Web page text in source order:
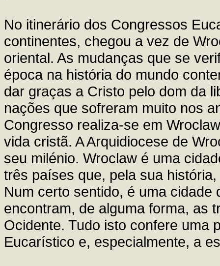
No itinerário dos Congressos
continentes, chegou a vez de
oriental. As mudanças que se
época na história do mundo
dar graças a Cristo pelo dom da
nações que sofreram muito nos
Congresso realiza-se em
vida cristã. A Arquidiocese de
seu milénio. Wroclaw é uma
três países que, pela sua
Num certo sentido, é uma cidade
encontram, de alguma forma, as
Ocidente. Tudo isto confere uma
Eucarístico e, especialmente, a